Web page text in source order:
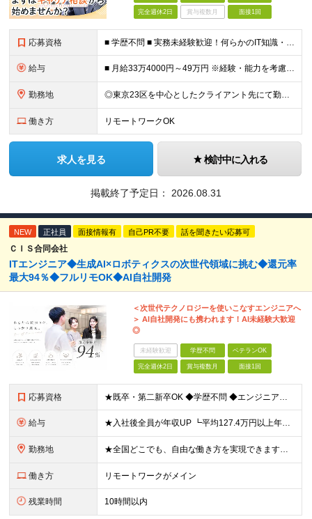
完全週休2日 賞与複数月 面接1回
応募資格 ■ 学歴不問 ■ 実務未経験歓迎！何らかのIT知識・学習経験をお持ちの方 （独学、ITスクール卒業生、少しだけ実務経験がある等、経験の浅い方も大歓迎です！） ＼こんな方にピッタリの環境です／ ◎面接
給与 ■ 月給33万4000円～49万円 ※経験・能力を考慮して優遇します。 ※上記には固定残業代（月30時間分・6万3500円～9万3100円）を含みます。超過分は全額支給。 ※待機期間中全額給与を保証
勤務地 ◎東京23区を中心としたクライアント先にて勤務いただきます（転居を伴う転勤なし） ◎在宅勤務も活用できます ■ 本社 東京都江戸川区南葛西3-5-3-402 (変更の範囲)上記を除く当社関連勤務地
働き方 リモートワークOK
求人を見る 検討中に入れる
掲載終了予定日： 2026.08.31
NEW 正社員 面接情報有 自己PR不要 話を聞きたい応募可
ＣＩＳ合同会社
ITエンジニア◆生成AI×ロボティクスの次世代領域に挑む◆還元率
最大94％◆フルリモOK◆AI自社開発
＜次世代テクノロジーを使いこなすエンジニアへ
＞ AI自社開発にも携われます！AI未経験大歓迎
◎
未経験歓迎 学歴不問 ベテランOK
完全週休2日 賞与複数月 面接1回
応募資格 ★既卒・第二新卒OK ◆学歴不問 ◆エンジニアとしての何かしらの実務経験が1年以上ある方 ※AI未経験者大歓迎 ★意欲重視の採用です！ 「経歴に自信がない」という方も、"今後挑戦したいこと""スキル
給与 ★入社後全員が年収UP ┗平均127.4万円以上年収UP！ ┗最大390万円UPの実績もあり 月給35万円～100万円＋決算賞与＋各種手当 【 給与イメージ 】 ■経験1年以上…月給35万円～＋決
勤務地 ★全国どこでも、自由な働き方を実現できます！ 全国のプロジェクト先やフルリモート環境での勤務も可能です。 ＼自由度の高い働き方、叶えます／ □フルリモートで働きたい □ハイブリットに働きたい □家庭
働き方 リモートワークがメイン
残業時間 10時間以内